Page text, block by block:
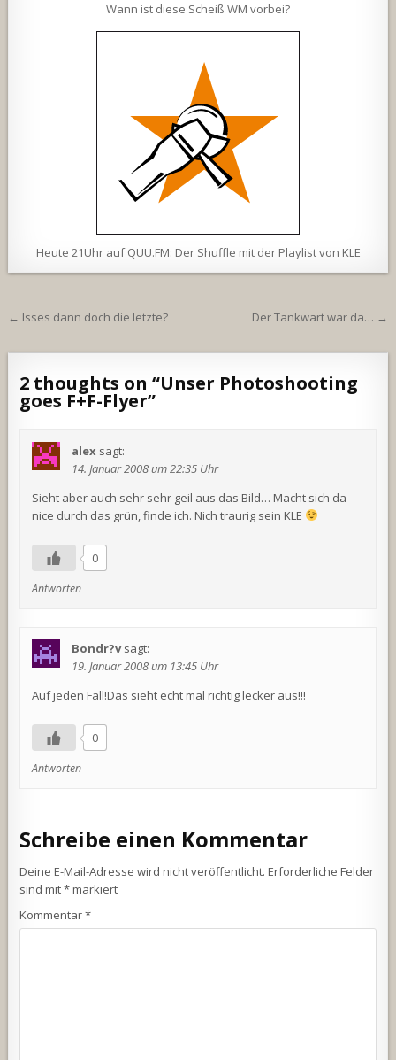
Wann ist diese Scheiß WM vorbei?
Heute 21Uhr auf QUU.FM: Der Shuffle mit der Playlist von KLE
Beitragsnavigation
← Isses dann doch die letzte? Der Tankwart war da… →
2 thoughts on “Unser Photoshooting
goes F+F-Flyer”
alex sagt:
14. Januar 2008 um 22:35 Uhr
Sieht aber auch sehr sehr geil aus das Bild… Macht sich da
nice durch das grün, finde ich. Nich traurig sein KLE
0
Antworten
Bondr?vsagt:
19. Januar 2008 um 13:45 Uhr
Auf jeden Fall!Das sieht echt mal richtig lecker aus!!!
0
Antworten
Schreibe einen Kommentar
Deine E-Mail-Adresse wird nicht veröffentlicht. Erforderliche Felder
sind mit*markiert
Kommentar*